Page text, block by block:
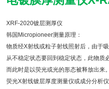
XRF-2020镀层测厚仪
韩国Micropioneer测量原理：
物质经X射线或粒子射线照射后，由于
从不稳定状态要回到稳定状态，此物质
而此时是以荧光或光的形态被释放出来
荧光X射线镀层厚度测量仪或成分分析